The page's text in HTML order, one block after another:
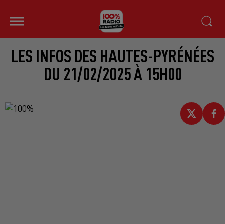
LES INFOS DES HAUTES-PYRÉNÉES
DU 21/02/2025 À 15H00